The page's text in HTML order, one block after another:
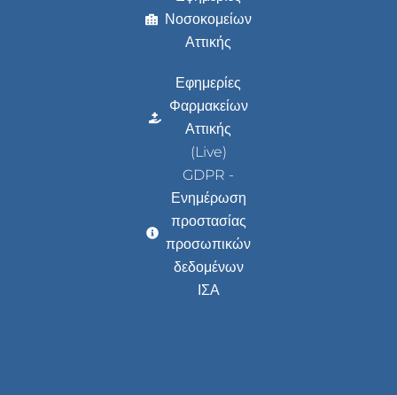
Νοσοκομείων
Αττικής
Εφημερίες
Φαρμακείων
Αττικής
(Live)
GDPR -
Ενημέρωση
προστασίας
προσωπικών
δεδομένων
ΙΣΑ